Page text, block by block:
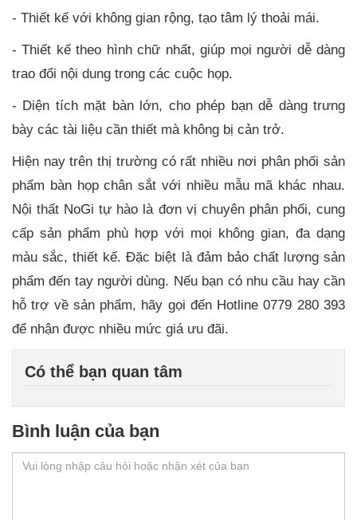
- Thiết kế với không gian rộng, tạo tâm lý thoải mái.
- Thiết kế theo hình chữ nhất, giúp mọi người dễ dàng
trao đổi nội dung trong các cuộc họp.
- Diện tích mặt bàn lớn, cho phép bạn dễ dàng trưng
bày các tài liệu cần thiết mà không bị cản trở.
Hiện nay trên thị trường có rất nhiều nơi phân phối sản
phẩm bàn họp chân sắt với nhiều mẫu mã khác nhau.
Nội thất NoGi tự hào là đơn vị chuyên phân phối, cung
cấp sản phẩm phù hợp với mọi không gian, đa dạng
màu sắc, thiết kế. Đặc biệt là đảm bảo chất lượng sản
phẩm đến tay người dùng. Nếu bạn có nhu cầu hay cần
hỗ trợ về sản phẩm, hãy gọi đến Hotline 0779 280 393
để nhận được nhiều mức giá ưu đãi.
Có thể bạn quan tâm
Bình luận của bạn